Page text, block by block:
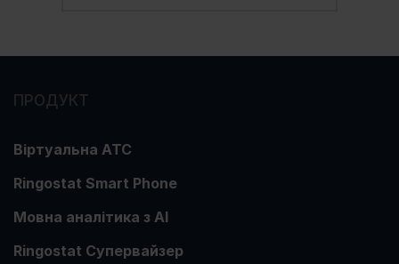
ПРОДУКТ
Віртуальна АТС
Ringostat Smart Phone
Мовна аналітика з АІ
Ringostat Супервайзер